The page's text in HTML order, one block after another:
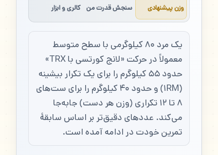
وزن پیشنهادی سنجش قدرت من کالری و ابزار
یک مرد ۸۰ کیلوگرمی با سطح متوسط
معمولاً در حرکت «لانج کورتسی با TRX»
حدود ۵۵ کیلوگرم را برای یک تکرار بیشینه
(۱RM) و حدود ۴۰ کیلوگرم را برای ست‌های
۸ تا ۱۲ تکراری (وزن هر دست) جابه‌جا
می‌کند. عددهای دقیق‌تر بر اساس سابقهٔ
تمرین خودت در ادامه آمده است.